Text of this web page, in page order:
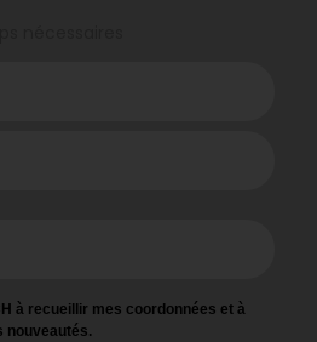
à recueillir mes coordonnées et à
nouveautés.